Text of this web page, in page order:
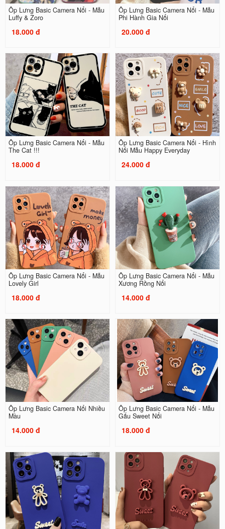
Ốp Lưng Basic Camera Nổi - Mẫu
Luffy & Zoro
18.000 đ
Ốp Lưng Basic Camera Nổi - Mẫu
Phi Hành Gia Nổi
20.000 đ
Ốp Lưng Basic Camera Nổi - Mẫu
The Cat !!!
18.000 đ
Ốp Lưng Basic Camera Nổi - Hình
Nổi Mẫu Happy Everyday
24.000 đ
Ốp Lưng Basic Camera Nổi - Mẫu
Lovely Girl
18.000 đ
Ốp Lưng Basic Camera Nổi - Mẫu
Xương Rồng Nổi
14.000 đ
Ốp Lưng Basic Camera Nổi Nhiều
Màu
14.000 đ
Ốp Lưng Basic Camera Nổi - Mẫu
Gấu Sweet Nổi
18.000 đ